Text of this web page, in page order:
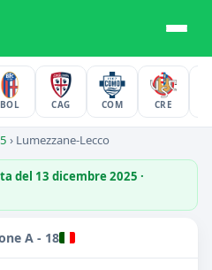
BOL CAG COM CRE
› Lumezzane-Lecco
del 13 dicembre 2025 ·
A - 18